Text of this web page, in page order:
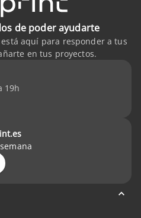
de poder ayudarte
aquí para responder a tus
en tus proyectos.
19h